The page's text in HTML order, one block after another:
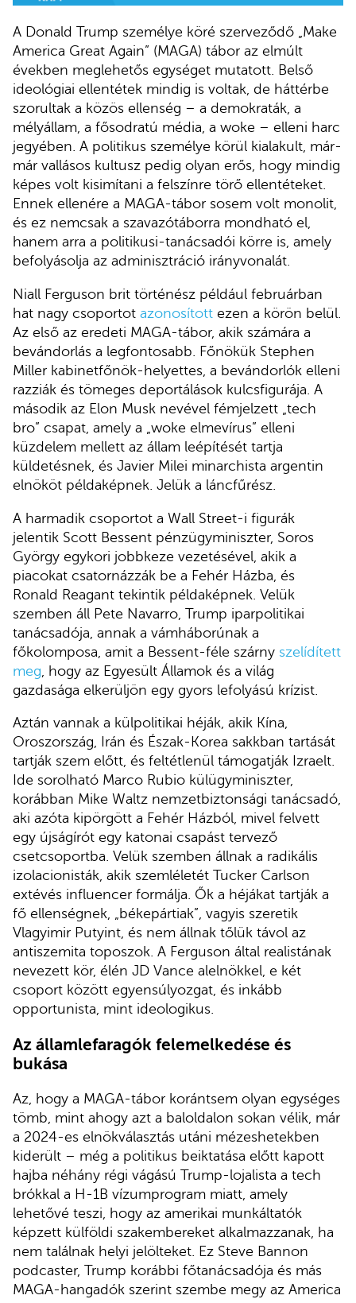
A Donald Trump személye köré szerveződő „Make
America Great Again” (MAGA) tábor az elmúlt
években meglehetős egységet mutatott. Belső
ideológiai ellentétek mindig is voltak, de háttérbe
szorultak a közös ellenség – a demokraták, a
mélyállam, a fősodratú média, a woke – elleni harc
jegyében. A politikus személye körül kialakult, már-
már vallásos kultusz pedig olyan erős, hogy mindig
képes volt kisimítani a felszínre törő ellentéteket.
Ennek ellenére a MAGA-tábor sosem volt monolit,
és ez nemcsak a szavazótáborra mondható el,
hanem arra a politikusi-tanácsadói körre is, amely
befolyásolja az adminisztráció irányvonalát.
Niall Ferguson brit történész például februárban
hat nagy csoportot azonosított ezen a körön belül.
Az első az eredeti MAGA-tábor, akik számára a
bevándorlás a legfontosabb. Főnökük Stephen
Miller kabinetfőnök-helyettes, a bevándorlók elleni
razziák és tömeges deportálások kulcsfigurája. A
második az Elon Musk nevével fémjelzett „tech
bro” csapat, amely a „woke elmevírus” elleni
küzdelem mellett az állam leépítését tartja
küldetésnek, és Javier Milei minarchista argentin
elnököt példaképnek. Jelük a láncfűrész.
A harmadik csoportot a Wall Street-i figurák
jelentik Scott Bessent pénzügyminiszter, Soros
György egykori jobbkeze vezetésével, akik a
piacokat csatornázzák be a Fehér Házba, és
Ronald Reagant tekintik példaképnek. Velük
szemben áll Pete Navarro, Trump iparpolitikai
tanácsadója, annak a vámháborúnak a
főkolomposa, amit a Bessent-féle szárny szelídített
meg , hogy az Egyesült Államok és a világ
gazdasága elkerüljön egy gyors lefolyású krízist.
Aztán vannak a külpolitikai héják, akik Kína,
Oroszország, Irán és Észak-Korea sakkban tartását
tartják szem előtt, és feltétlenül támogatják Izraelt.
Ide sorolható Marco Rubio külügyminiszter,
korábban Mike Waltz nemzetbiztonsági tanácsadó,
aki azóta kipörgött a Fehér Házból, mivel felvett
egy újságírót egy katonai csapást tervező
csetcsoportba. Velük szemben állnak a radikális
izolacionisták, akik szemléletét Tucker Carlson
extévés influencer formálja. Ők a héjákat tartják a
fő ellenségnek, „békepártiak”, vagyis szeretik
Vlagyimir Putyint, és nem állnak tőlük távol az
antiszemita toposzok. A Ferguson által realistának
nevezett kör, élén JD Vance alelnökkel, e két
csoport között egyensúlyozgat, és inkább
opportunista, mint ideologikus.
Az államlefaragók felemelkedése és
bukása
Az, hogy a MAGA-tábor korántsem olyan egységes
tömb, mint ahogy azt a baloldalon sokan vélik, már
a 2024-es elnökválasztás utáni mézeshetekben
kiderült – még a politikus beiktatása előtt kapott
hajba néhány régi vágású Trump-lojalista a tech
brókkal a H-1B vízumprogram miatt, amely
lehetővé teszi, hogy az amerikai munkáltatók
képzett külföldi szakembereket alkalmazzanak, ha
nem találnak helyi jelölteket. Ez Steve Bannon
podcaster, Trump korábbi főtanácsadója és más
MAGA-hangadók szerint szembe megy az America